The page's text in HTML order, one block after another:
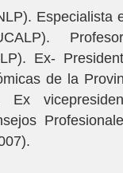
Especialista
Ex-
de la
Ex